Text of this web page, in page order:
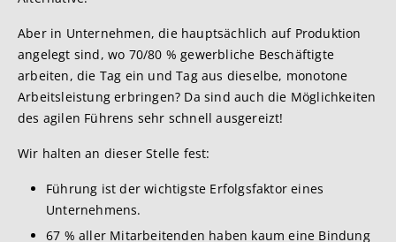
Aber in Unternehmen, die hauptsächlich auf Produktion
angelegt sind, wo 70/80 % gewerbliche Beschäftigte
arbeiten, die Tag ein und Tag aus dieselbe, monotone
Arbeitsleistung erbringen? Da sind auch die Möglichkeiten
des agilen Führens sehr schnell ausgereizt!
Wir halten an dieser Stelle fest:
Führung ist der wichtigste Erfolgsfaktor eines
Unternehmens.
67 % aller Mitarbeitenden haben kaum eine Bindung